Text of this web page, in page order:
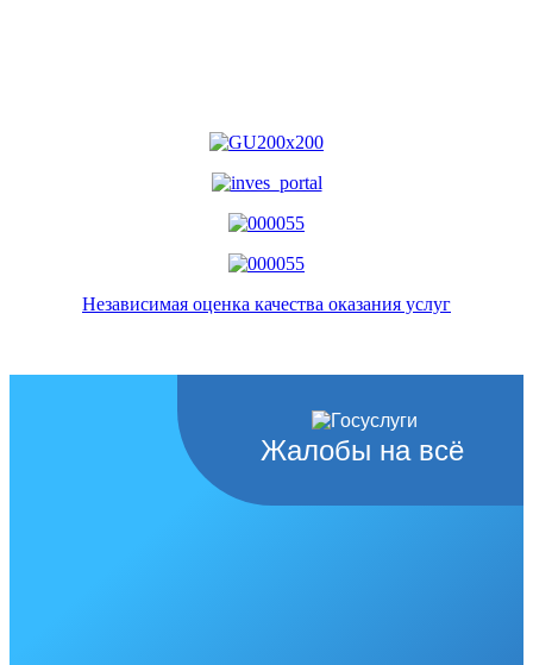
Независимая оценка качества оказания услуг
Жалобы на всё